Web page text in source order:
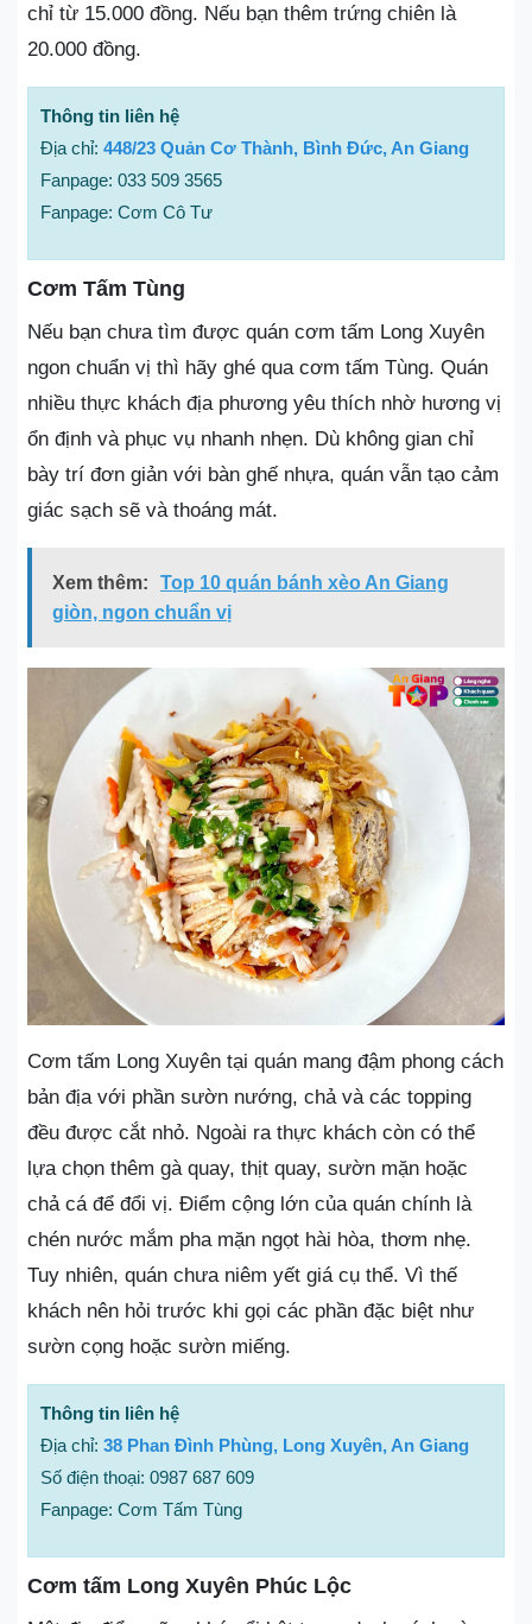
chỉ từ 15.000 đồng. Nếu bạn thêm trứng chiên là
20.000 đồng.
Thông tin liên hệ
Địa chỉ: 448/23 Quản Cơ Thành, Bình Đức, An Giang
Fanpage: 033 509 3565
Fanpage: Cơm Cô Tư
Cơm Tấm Tùng
Nếu bạn chưa tìm được quán cơm tấm Long Xuyên
ngon chuẩn vị thì hãy ghé qua cơm tấm Tùng. Quán
nhiều thực khách địa phương yêu thích nhờ hương vị
ổn định và phục vụ nhanh nhẹn. Dù không gian chỉ
bày trí đơn giản với bàn ghế nhựa, quán vẫn tạo cảm
giác sạch sẽ và thoáng mát.
Xem thêm:
Top 10 quán bánh xèo An Giang
giòn, ngon chuẩn vị
Cơm tấm Long Xuyên tại quán mang đậm phong cách
bản địa với phần sườn nướng, chả và các topping
đều được cắt nhỏ. Ngoài ra thực khách còn có thể
lựa chọn thêm gà quay, thịt quay, sườn mặn hoặc
chả cá để đổi vị. Điểm cộng lớn của quán chính là
chén nước mắm pha mặn ngọt hài hòa, thơm nhẹ.
Tuy nhiên, quán chưa niêm yết giá cụ thể. Vì thế
khách nên hỏi trước khi gọi các phần đặc biệt như
sườn cọng hoặc sườn miếng.
Thông tin liên hệ
Địa chỉ: 38 Phan Đình Phùng, Long Xuyên, An Giang
Số điện thoại: 0987 687 609
Fanpage: Cơm Tấm Tùng
Cơm tấm Long Xuyên Phúc Lộc